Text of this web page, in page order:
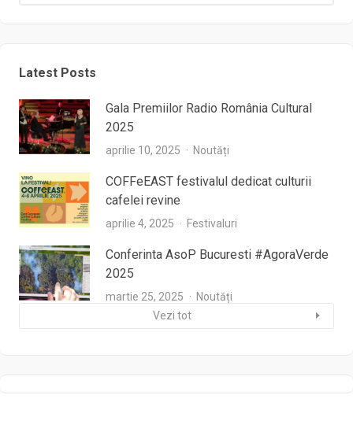
Latest Posts
Gala Premiilor Radio România Cultural
2025
aprilie 10, 2025 Noutăți
COFFeEAST festivalul dedicat culturii
cafelei revine
aprilie 4, 2025 Festivaluri
Conferinta AsoP Bucuresti #AgoraVerde
2025
martie 25, 2025
Noutăți
Vezi tot